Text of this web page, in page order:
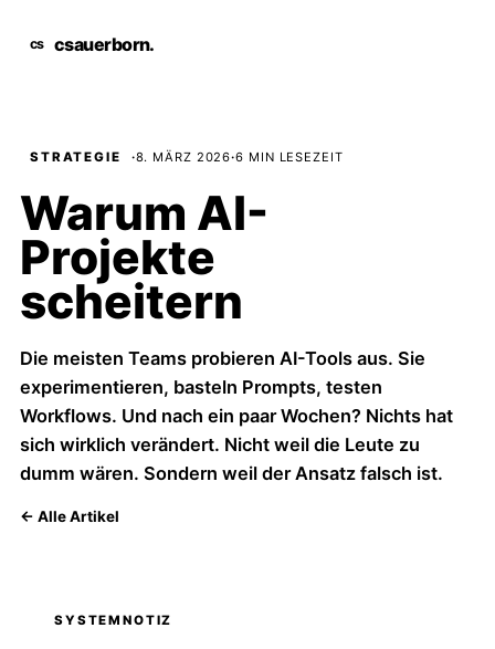
csauerborn.
STRATEGIE ·8. MÄRZ 2026·6 MIN LESEZEIT
Warum AI-
Projekte
scheitern
Die meisten Teams probieren AI-Tools aus. Sie
experimentieren, basteln Prompts, testen
Workflows. Und nach ein paar Wochen? Nichts hat
sich wirklich verändert. Nicht weil die Leute zu
dumm wären. Sondern weil der Ansatz falsch ist.
← Alle Artikel
SYSTEMNOTIZ